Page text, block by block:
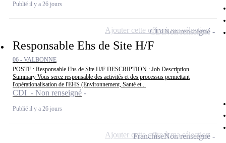
Publié il y a 26 jours
Responsable Ehs de Site H/F
06 - VALBONNE
POSTE : Responsable Ehs de Site H/F DESCRIPTION : Job Description
Summary Vous serez responsable des activités et des processus permettant
l'opérationalisation de l'EHS (Environnement, Santé et...
CDI - Non renseigné
Publié il y a 26 jours
CDINon renseigné
Ajouter cette offre à ma sélection
FranchiseNon renseigné
Ajouter cette offre à ma sélection